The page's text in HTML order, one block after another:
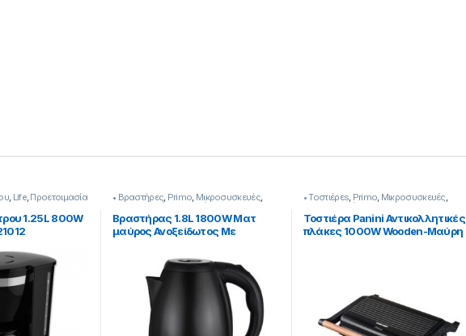
, Life,Προετοιμασία
1.25L 800W
• Βραστήρες, Primo, Μικροσυσκευές,
Προετοιμασία Πρωινού
Βραστήρας 1.8L 1800W Ματ
μαύρος Ανοξείδωτος Με
239299016
• Τοστιέρεs, Primo, Μικροσυσκευές,
Προετοιμασία Πρωινού
Τοστιέρα Panini Αντικολλητικές
πλάκες 1000W Wooden-Μαύρη